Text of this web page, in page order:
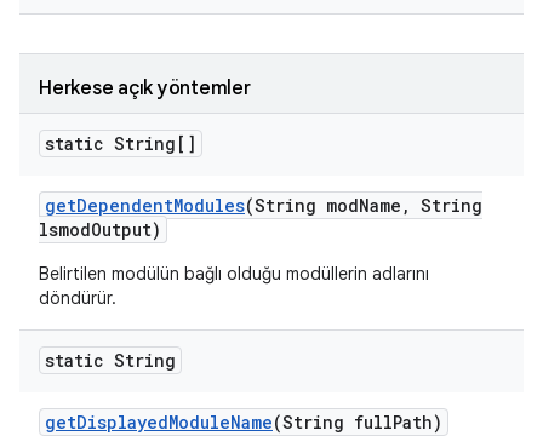
Herkese açık yöntemler
static String[]
getDependentModules(String modName , String
lsmodOutput)
Belirtilen modülün bağlı olduğu modüllerin adlarını
döndürür.
static String
getDisplayedModuleName(String fullPath)